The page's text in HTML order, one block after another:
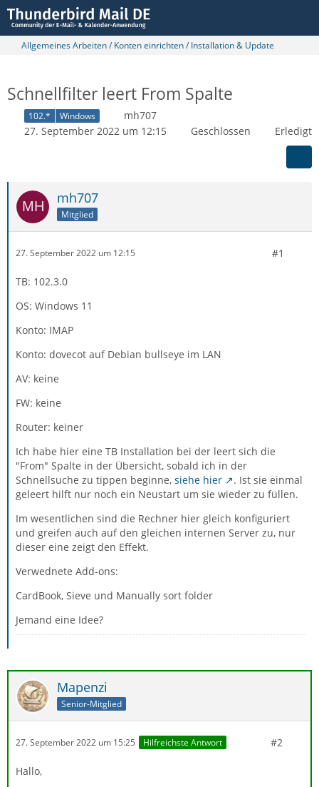
Allgemeines Arbeiten / Konten einrichten / Installation & Update
Schnellfilter leert From Spalte
102.* Windows
mh707
27. September 2022 um 12:15
Geschlossen Erledigt
mh707
Mitglied
27. September 2022 um 12:15 #1
TB: 102.3.0
OS: Windows 11
Konto: IMAP
Konto: dovecot auf Debian bullseye im LAN
AV: keine
FW: keine
Router: keiner
Ich habe hier eine TB Installation bei der leert sich die
"From" Spalte in der Übersicht, sobald ich in der
Schnellsuche zu tippen beginne, siehe hier
. Ist sie einmal
geleert hilft nur noch ein Neustart um sie wieder zu füllen.
Im wesentlichen sind die Rechner hier gleich konfiguriert
und greifen auch auf den gleichen internen Server zu, nur
dieser eine zeigt den Effekt.
Verwednete Add-ons:
CardBook, Sieve und Manually sort folder
Jemand eine Idee?
Mapenzi
Senior-Mitglied
27. September 2022 um 15:25 Hilfreichste Antwort #2
Hallo,